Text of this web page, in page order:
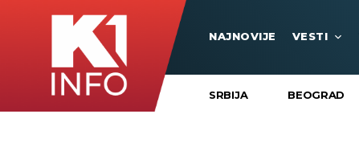
NAJNOVIJE VESTI
SRBIJA BEOGRAD